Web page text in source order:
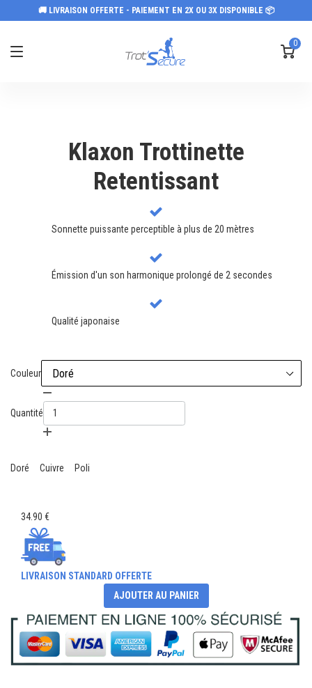
🚚 LIVRAISON OFFERTE - PAIEMENT EN 2X OU 3X DISPONIBLE 📦
0
Klaxon Trottinette
Retentissant
Sonnette puissante perceptible à plus de 20 mètres
Émission d'un son harmonique prolongé de 2 secondes
Qualité japonaise
Couleur
Quantité
Doré Cuivre Poli
34.90 €
LIVRAISON STANDARD OFFERTE
AJOUTER AU PANIER